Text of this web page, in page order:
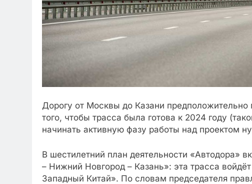
Дорогу от Москвы до Казани предположительно
того, чтобы трасса была готова к 2024 году
начинать активную фазу работы над проектом
В шестилетний план деятельности «Автодора»
– Нижний Новгород – Казань»: эта трасса
Западный Китай». По словам председателя